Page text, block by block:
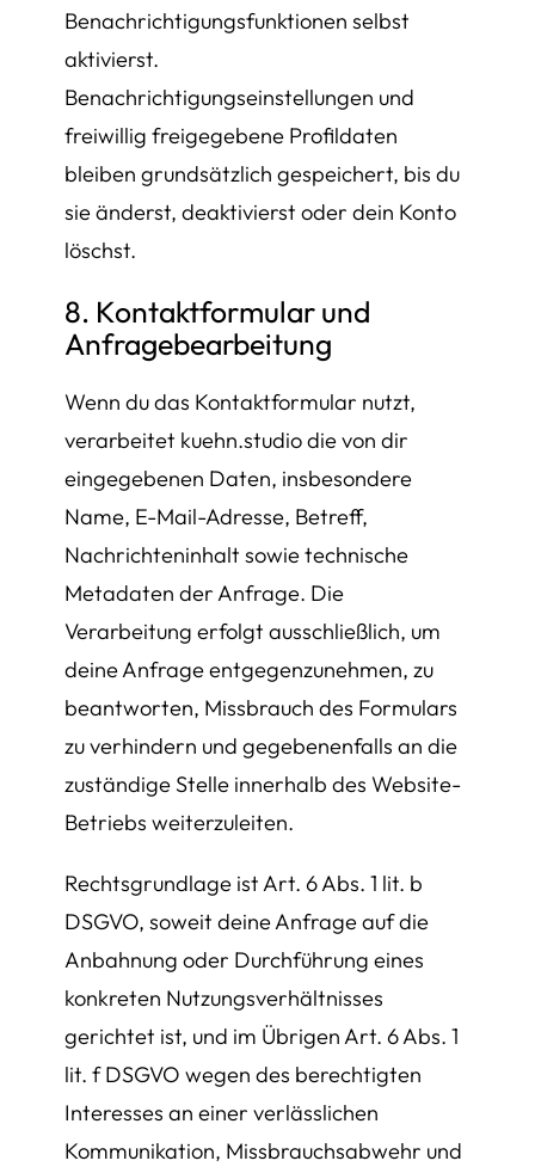
Benachrichtigungsfunktionen selbst
aktivierst.
Benachrichtigungseinstellungen und
freiwillig freigegebene Profildaten
bleiben grundsätzlich gespeichert, bis du
sie änderst, deaktivierst oder dein Konto
löschst.
8. Kontaktformular und
Anfragebearbeitung
Wenn du das Kontaktformular nutzt,
verarbeitet kuehn.studio die von dir
eingegebenen Daten, insbesondere
Name, E-Mail-Adresse, Betreff,
Nachrichteninhalt sowie technische
Metadaten der Anfrage. Die
Verarbeitung erfolgt ausschließlich, um
deine Anfrage entgegenzunehmen, zu
beantworten, Missbrauch des Formulars
zu verhindern und gegebenenfalls an die
zuständige Stelle innerhalb des Website-
Betriebs weiterzuleiten.
Rechtsgrundlage ist Art. 6 Abs. 1 lit. b
DSGVO, soweit deine Anfrage auf die
Anbahnung oder Durchführung eines
konkreten Nutzungsverhältnisses
gerichtet ist, und im Übrigen Art. 6 Abs. 1
lit. f DSGVO wegen des berechtigten
Interesses an einer verlässlichen
Kommunikation, Missbrauchsabwehr und